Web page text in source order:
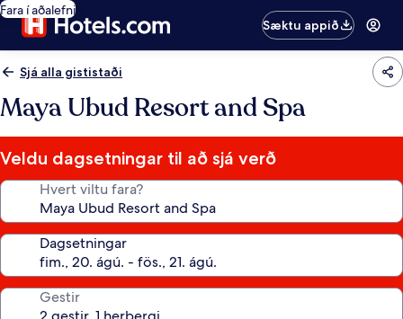
Fara í aðalefni
Sæktu appið
Sjá alla gististaði
Maya Ubud Resort and Spa
Veldu dagsetningar til að sjá verð
Hvert viltu fara?
Dagsetningar
Gestir